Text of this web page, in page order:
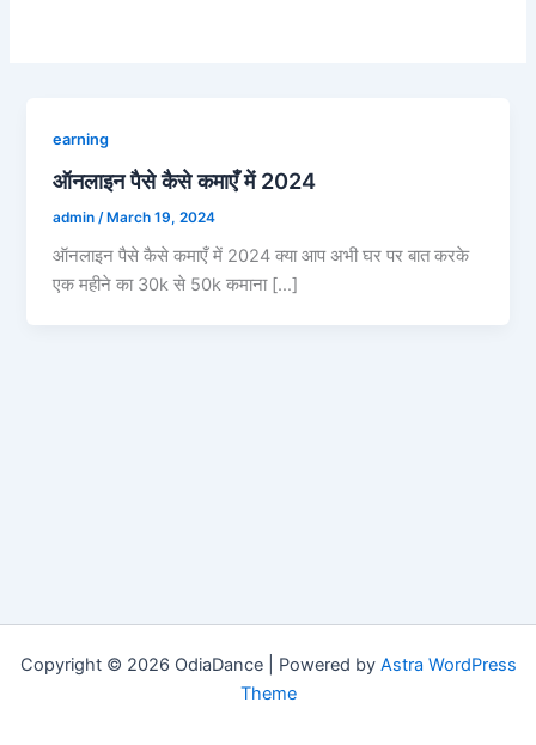
earning
ऑनलाइन पैसे कैसे कमाएँ में 2024
admin /March 19, 2024
ऑनलाइन पैसे कैसे कमाएँ में 2024 क्या आप अभी घर पर बात करके
एक महीने का 30k से 50k कमाना […]
Copyright © 2026 OdiaDance | Powered by Astra WordPress
Theme